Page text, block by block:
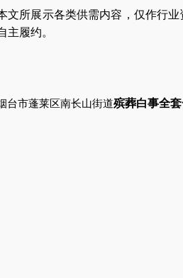
文所展示各类供需内容，仅作行
主履约。
台市蓬莱区南长山街道殡葬白事全